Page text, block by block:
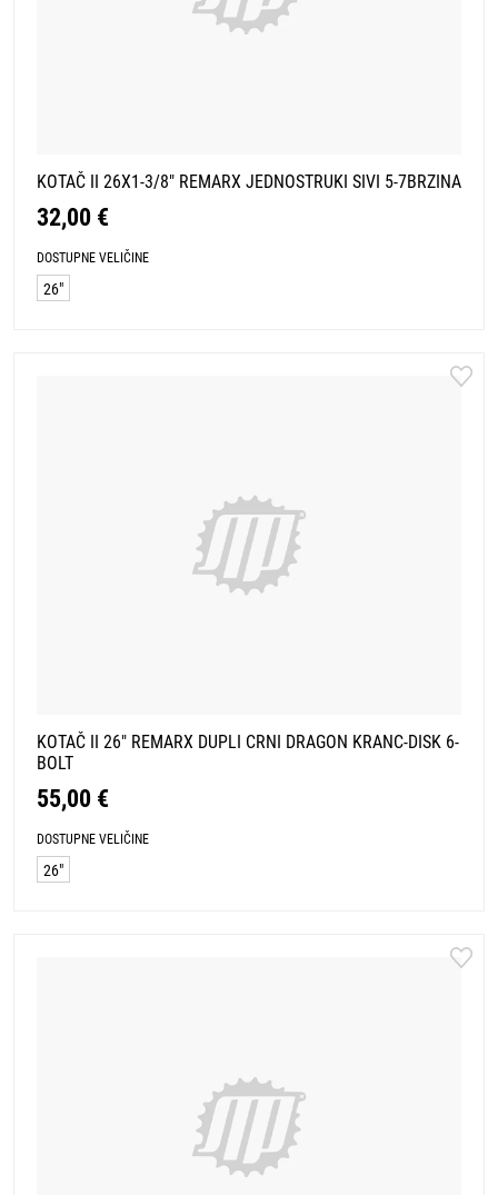
KOTAČ II 26X1-3/8" REMARX JEDNOSTRUKI SIVI 5-7BRZINA
32,00 €
DOSTUPNE VELIČINE
26"
KOTAČ II 26" REMARX DUPLI CRNI DRAGON KRANC-DISK 6-
BOLT
55,00 €
DOSTUPNE VELIČINE
26"